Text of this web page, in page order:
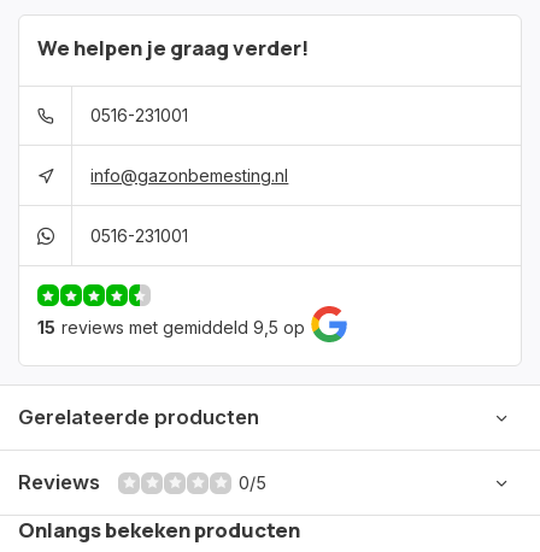
We helpen je graag verder!
0516-231001
info@gazonbemesting.nl
0516-231001
15 reviews met gemiddeld 9,5 op
Gerelateerde producten
Reviews 0/5
Onlangs bekeken producten